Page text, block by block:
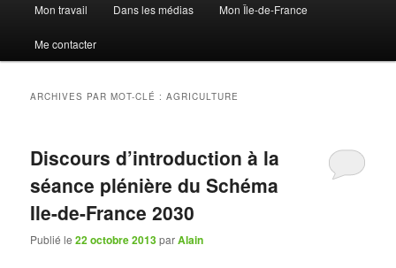
principal
Mon travail Dans les médias Mon Île-de-France
Me contacter
ARCHIVES PAR MOT-CLÉ :AGRICULTURE
Discours d’introduction à la
séance plénière du Schéma
Ile-de-France 2030
Publié le22 octobre 2013parAlain